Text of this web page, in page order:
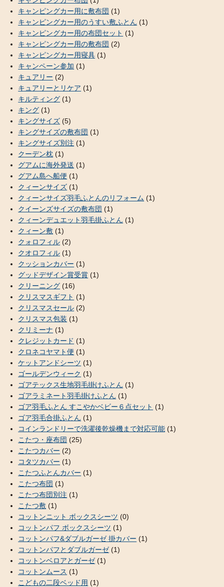
キャンピングカー用に敷布団 (1)
キャンピングカー用のうすい敷ふとん (1)
キャンピングカー用の布団セット (1)
キャンピングカー用の敷布団 (2)
キャンピングカー用寝具 (1)
キャンペーン参加 (1)
キュアリー (2)
キュアリーとリケア (1)
キルティング (1)
キング (1)
キングサイズ (5)
キングサイズの敷布団 (1)
キングサイズ別注 (1)
クーデン枕 (1)
グアムに海外発送 (1)
グアム島へ船便 (1)
クィーンサイズ (1)
クィーンサイズ羽毛ふとんのリフォーム (1)
クイーンズサイズの敷布団 (1)
クィーンデュエット羽毛掛ふとん (1)
クィーン敷 (1)
クォロフィル (2)
クオロフィル (1)
クッションカバー (1)
グッドデザイン賞受賞 (1)
クリーニング (16)
クリスマスギフト (1)
クリスマスセール (2)
クリスマス包装 (1)
クリミーナ (1)
クレジットカード (1)
クロネコヤマト便 (1)
ケットアンドシーツ (1)
ゴールデンウィーク (1)
ゴアテックス生地羽毛掛けふとん (1)
ゴアラミネート羽毛掛けふとん (1)
ゴア羽毛ふとん すこやかベビー６点セット (1)
ゴア羽毛合掛ふとん (1)
コインランドリーで洗濯後乾燥機まで対応可能 (1)
こたつ・座布団 (25)
こたつカバー (2)
コタツカバー (1)
こたつふとんカバー (1)
こたつ布団 (1)
こたつ布団別注 (1)
こたつ敷 (1)
コットンニット ボックスシーツ (0)
コットンパフ ボックスシーツ (1)
コットンパフ&ダブルガーゼ 掛カバー (1)
コットンパフとダブルガーゼ(1)
コットンベロアとガーゼ(1)
コットンムース (1)
こどもの二段ベッド用 (1)